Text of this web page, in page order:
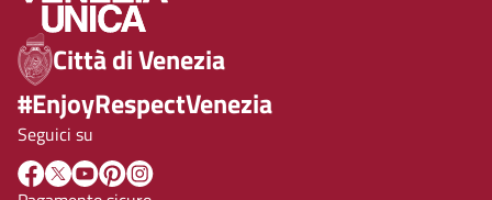
Città di Venezia
#EnjoyRespectVenezia
Seguici su